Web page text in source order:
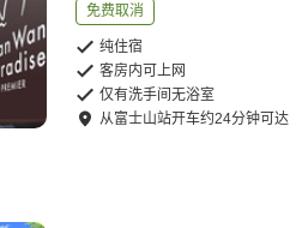
免费取消
纯住宿
客房内可上网
仅有洗手间无浴室
从富士山站开车约24分钟可达